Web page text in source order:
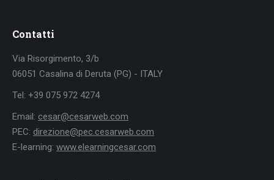
Contatti
Via Risorgimento, 3/b
06051 Casalina di Deruta (PG) - ITALY
Tel: +39 075 972 4274
Email: cesar@cesarweb.com
PEC: direzione@pec.cesarweb.com
E-learning: www.elearningcesar.com